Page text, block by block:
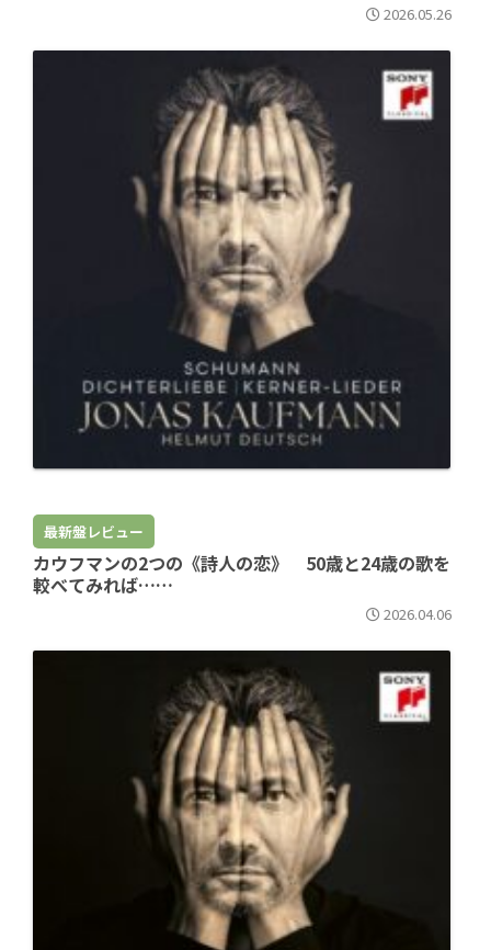
2026.05.26
最新盤レビュー
カウフマンの2つの《詩人の恋》 50歳と24歳の歌を
較べてみれば……
2026.04.06